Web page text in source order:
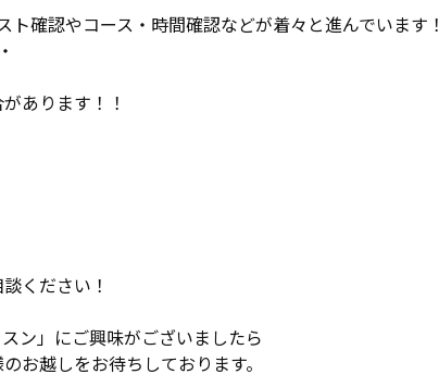
確認やコース・時間確認などが着々と進んでいます！
あります！！
ください！
ン」にご興味がございましたら
お越しをお待ちしております。